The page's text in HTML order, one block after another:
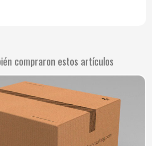
compraron estos artículos